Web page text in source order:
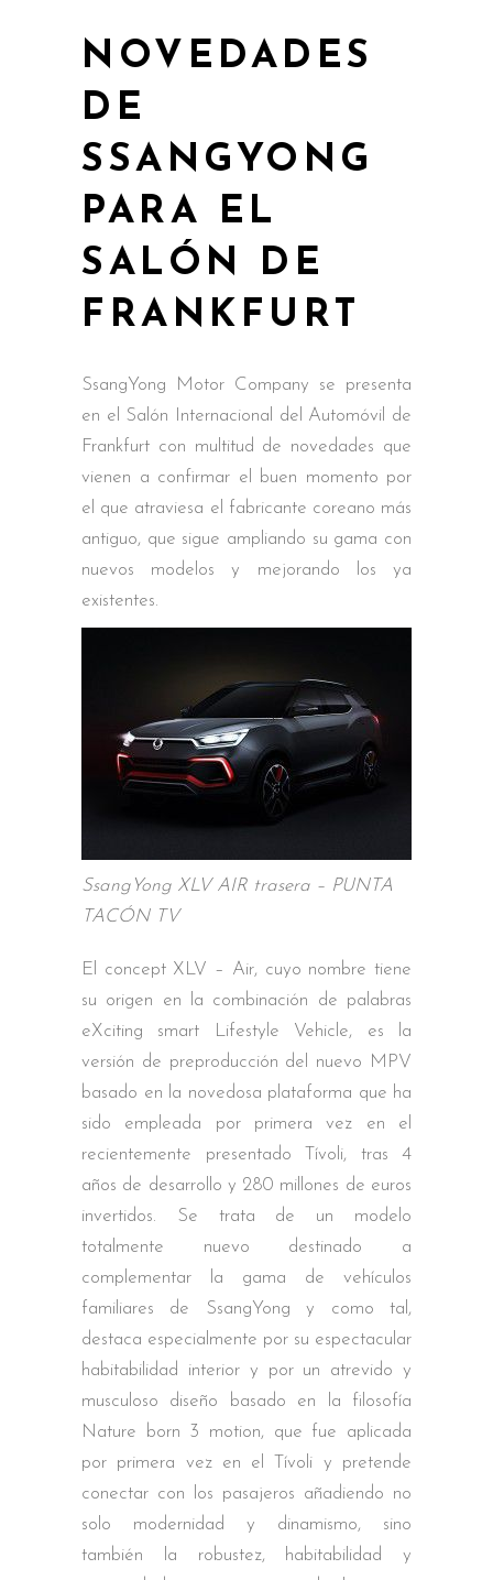
NOVEDADES
DE
SSANGYONG
PARA EL
SALÓN DE
FRANKFURT
SsangYong Motor Company se presenta
en el Salón Internacional del Automóvil de
Frankfurt con multitud de novedades que
vienen a confirmar el buen momento por
el que atraviesa el fabricante coreano más
antiguo, que sigue ampliando su gama con
nuevos modelos y mejorando los ya
existentes.
SsangYong XLV AIR trasera – PUNTA
TACÓN TV
El concept XLV – Air, cuyo nombre tiene
su origen en la combinación de palabras
eXciting smart Lifestyle Vehicle, es la
versión de preproducción del nuevo MPV
basado en la novedosa plataforma que ha
sido empleada por primera vez en el
recientemente presentado Tívoli, tras 4
años de desarrollo y 280 millones de euros
invertidos. Se trata de un modelo
totalmente nuevo destinado a
complementar la gama de vehículos
familiares de SsangYong y como tal,
destaca especialmente por su espectacular
habitabilidad interior y por un atrevido y
musculoso diseño basado en la filosofía
Nature born 3 motion, que fue aplicada
por primera vez en el Tívoli y pretende
conectar con los pasajeros añadiendo no
solo modernidad y dinamismo, sino
también la robustez, habitabilidad y